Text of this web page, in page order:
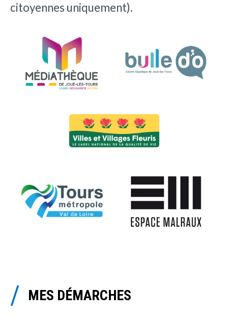
citoyennes uniquement).
MES DÉMARCHES